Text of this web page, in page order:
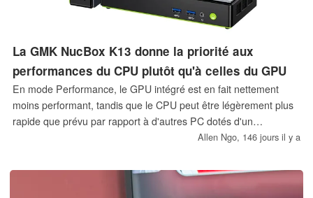
La GMK NucBox K13 donne la priorité aux
performances du CPU plutôt qu'à celles du GPU
En mode Performance, le GPU intégré est en fait nettement
moins performant, tandis que le CPU peut être légèrement plus
rapide que prévu par rapport à d'autres PC dotés d'un
Allen Ngo, 146 jours il y a